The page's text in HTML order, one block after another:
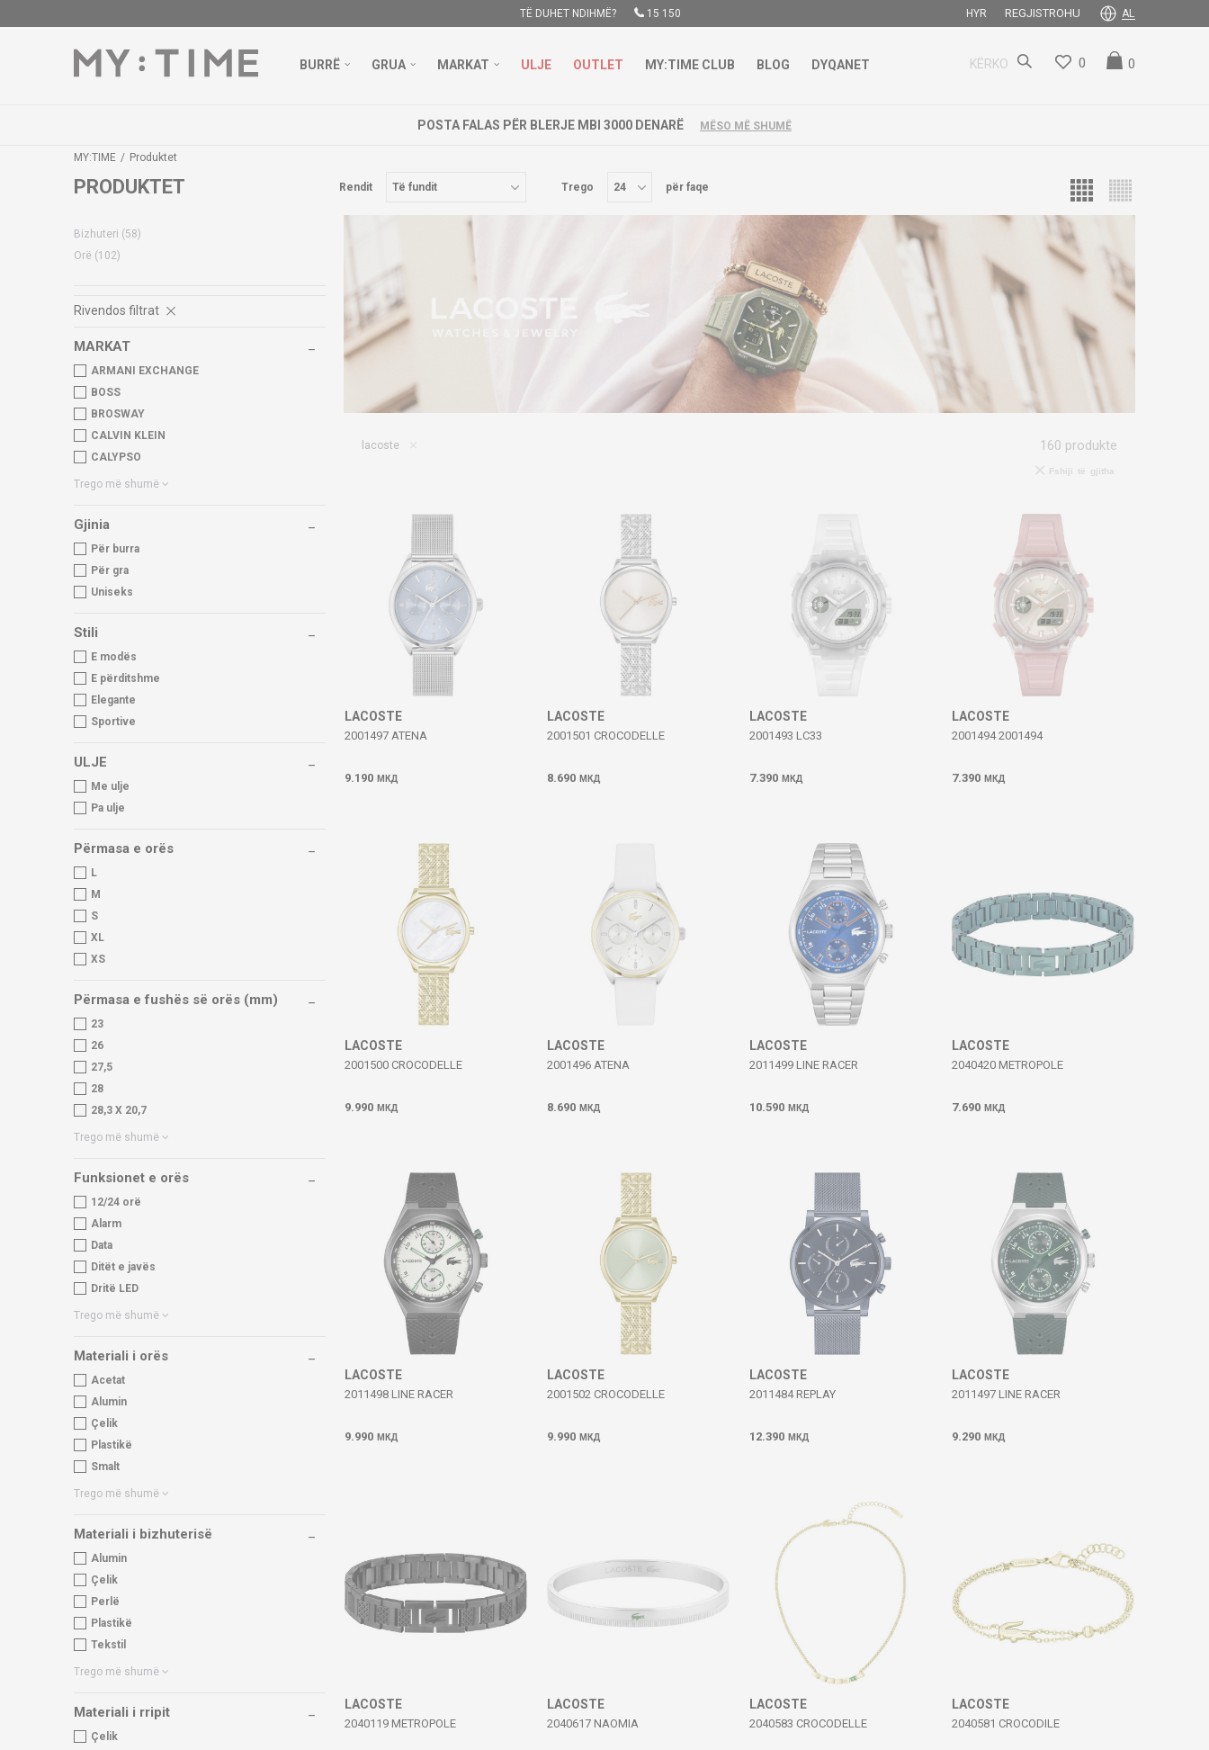
TË DUHET NDIHMË? 15 150 HYR REGJISTROHU AL
BURRË GRUA MARKAT ULJE OUTLET MY:TIME CLUB BLOG DYQANET KËRKO 0
0
LOKACIONI I RI NË GOSTIVAR MËSO MË SHUMË
MY:TIME Produktet
PRODUKTET Rendit Trego për faqe
Bizhuteri (58)
Orë (102)
Rivendos filtrat
MARKAT
ARMANI EXCHANGE
BOSS
BROSWAY
CALVIN KLEIN
CALYPSO
Trego më shumë
Gjinia
Për burra
Për gra
Uniseks
Stili
E modës
E përditshme
Elegante
Sportive
ULJE
Me ulje
Pa ulje
Përmasa e orës
L
M
S
XL
XS
Përmasa e fushës së orës (mm)
23
26
27,5
28
28,3 X 20,7
Trego më shumë
Funksionet e orës
12/24 orë
Alarm
Data
Ditët e javës
Dritë LED
Trego më shumë
Materiali i orës
Acetat
Alumin
Çelik
Plastikë
Smalt
Trego më shumë
Materiali i bizhuterisë
Alumin
Çelik
Perlë
Plastikë
Tekstil
Trego më shumë
Materiali i rripit
Çelik
lacoste 160 produkte
Fshiji të gjitha
LACOSTE
2001497 ATENA
9.190 МКД
LACOSTE
2001501 CROCODELLE
8.690 МКД
LACOSTE
2001493 LC33
7.390 МКД
LACOSTE
2001494 2001494
7.390 МКД
LACOSTE
2001500 CROCODELLE
9.990 МКД
LACOSTE
2001496 ATENA
8.690 МКД
LACOSTE
2011499 LINE RACER
10.590 МКД
LACOSTE
2040420 METROPOLE
7.690 МКД
LACOSTE
2011498 LINE RACER
9.990 МКД
LACOSTE
2001502 CROCODELLE
9.990 МКД
LACOSTE
2011484 REPLAY
12.390 МКД
LACOSTE
2011497 LINE RACER
9.290 МКД
LACOSTE
2040119 METROPOLE
LACOSTE
2040617 NAOMIA
LACOSTE
2040583 CROCODELLE
LACOSTE
2040581 CROCODILE